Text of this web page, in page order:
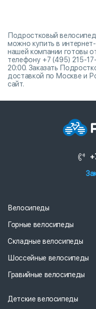
Подростковый
можно купить в
нашей компании готовы
телефону +7 (495) 215-
20:00. Заказать
доставкой по Москве и
сайт.
Велосипеды
Горные велосипеды
Складные велосипеды
Шоссейные велосипеды
Гравийные велосипеды
Детские велосипеды